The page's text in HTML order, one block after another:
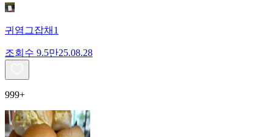
귀염그잡채1
조회수 9.5만25.08.28
999+